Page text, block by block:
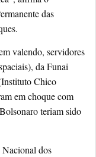
das
valendo, servidores
da Funai
Chico
em choque com
teriam sido
Nacional dos